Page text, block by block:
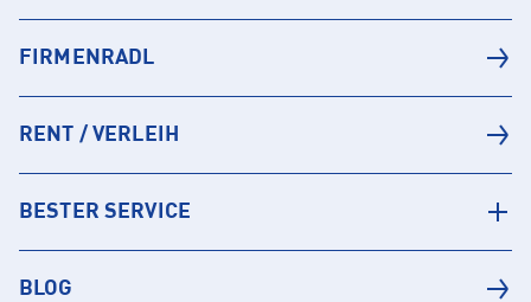
FIRMENRADL
RENT / VERLEIH
BESTER SERVICE
BLOG